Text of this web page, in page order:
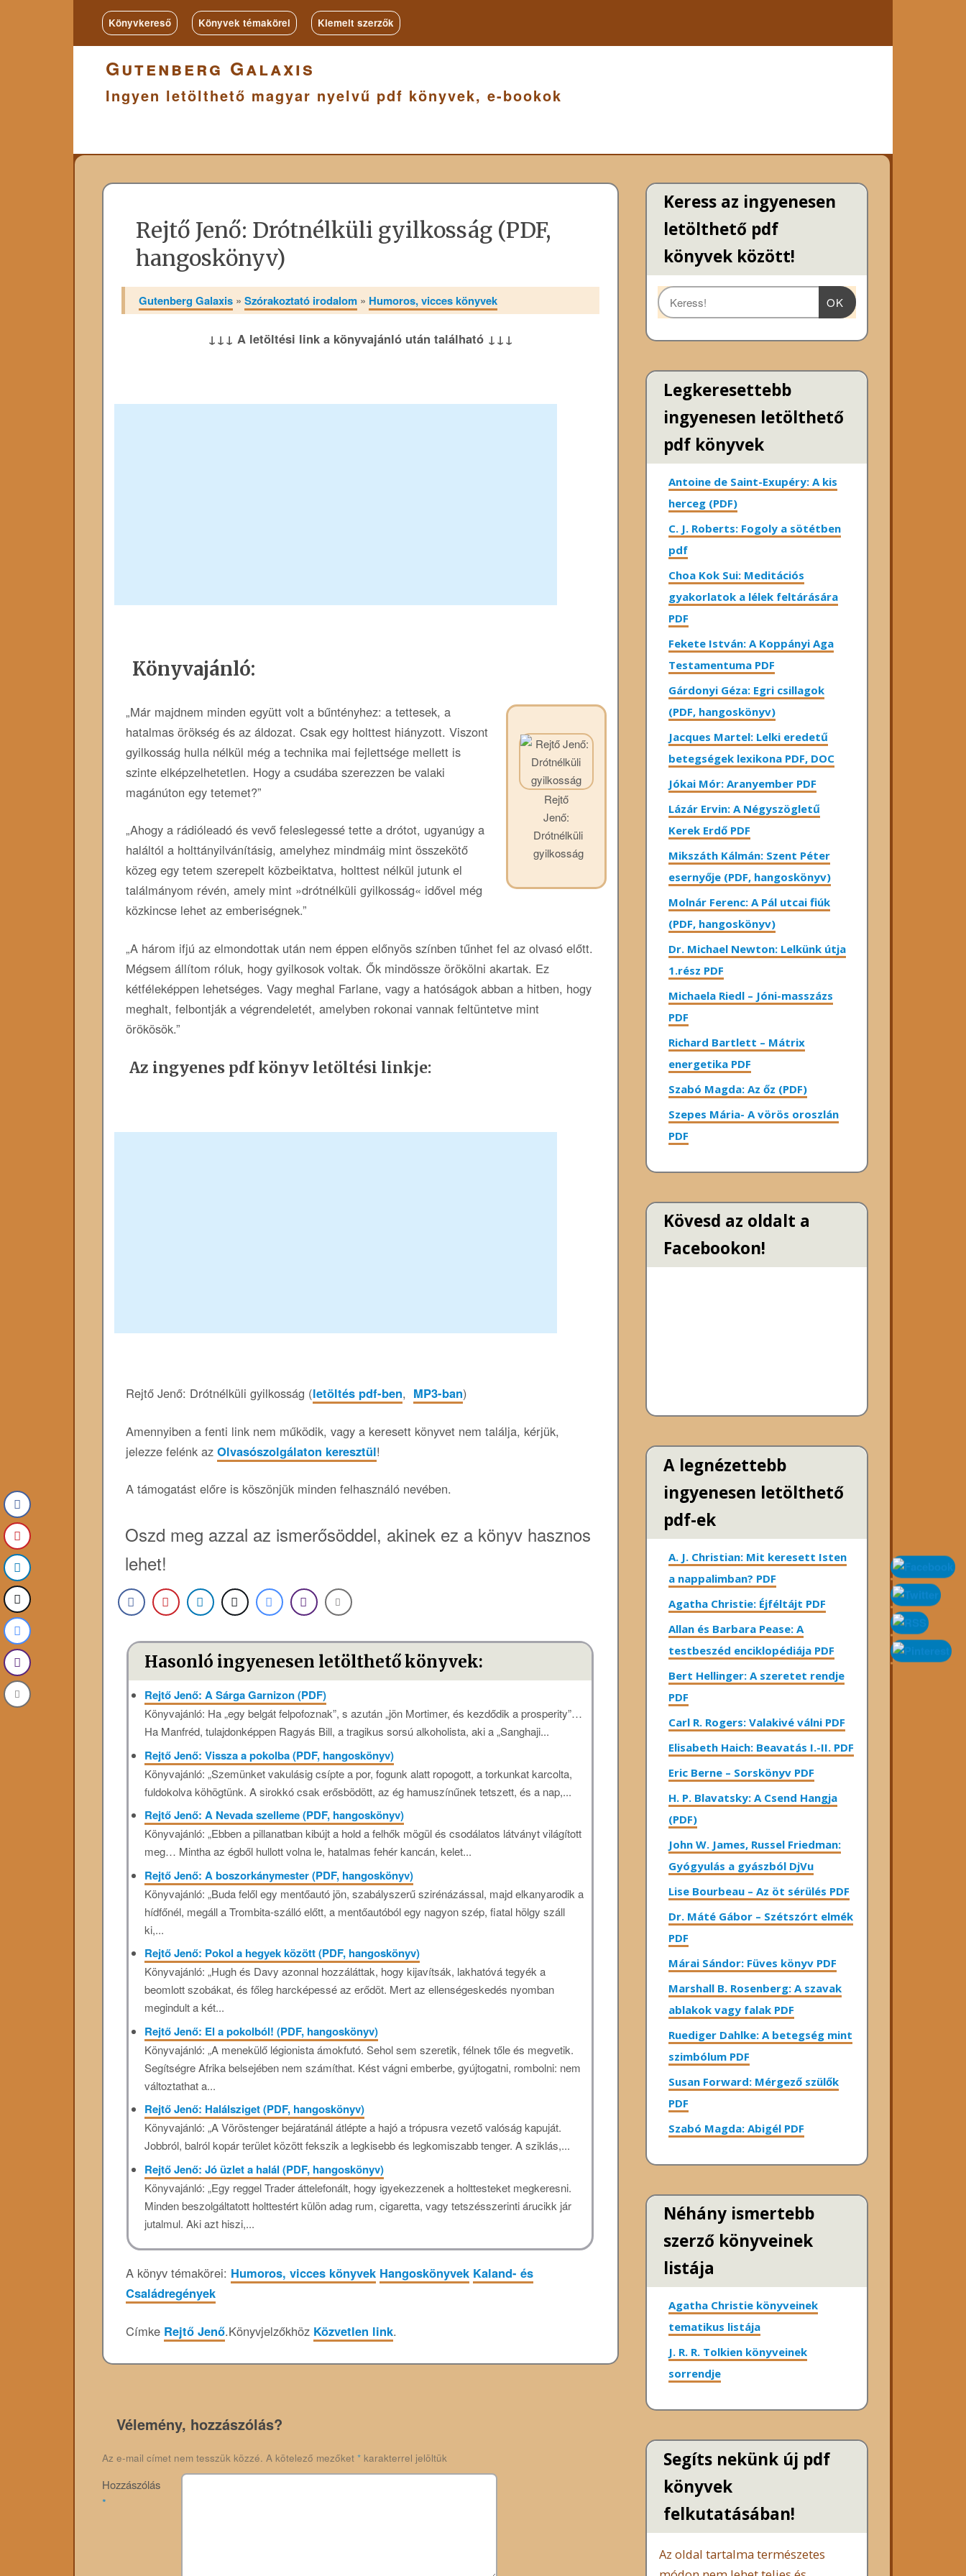
Könyvkereső Könyvek témakörei Kiemelt szerzők
Gutenberg Galaxis
Ingyen letölthető magyar nyelvű pdf könyvek, e-bookok
Rejtő Jenő: Drótnélküli gyilkosság (PDF,
hangoskönyv)
Gutenberg Galaxis »Szórakoztató irodalom » Humoros, vicces könyvek
↓↓↓ A letöltési link a könyvajánló után található ↓↓↓
Könyvajánló:
Rejtő
Jenő:
Drótnélküli
gyilkosság
„Már majdnem minden együtt volt a bűntényhez: a tettesek, a
hatalmas örökség és az áldozat. Csak egy holttest hiányzott. Viszont
gyilkosság hulla nélkül még a technika mai fejlettsége mellett is
szinte elképzelhetetlen. Hogy a csudába szerezzen be valaki
magánúton egy tetemet?”
„Ahogy a rádióleadó és vevő feleslegessé tette a drótot, ugyanúgy a
haláltól a holttányilvánításig, amelyhez mindmáig mint összekötő
közeg egy tetem szerepelt közbeiktatva, holttest nélkül jutunk el
találmányom révén, amely mint »drótnélküli gyilkosság« idővel még
közkincse lehet az emberiségnek.”
„A három ifjú az elmondottak után nem éppen előnyös színben tűnhet fel az olvasó előtt.
Mégsem állítom róluk, hogy gyilkosok voltak. Ők mindössze örökölni akartak. Ez
kétféleképpen lehetséges. Vagy meghal Farlane, vagy a hatóságok abban a hitben, hogy
meghalt, felbontják a végrendeletét, amelyben rokonai vannak feltüntetve mint
örökösök.”
Az ingyenes pdf könyv letöltési linkje:
Rejtő Jenő: Drótnélküli gyilkosság (letöltés pdf-ben, MP3-ban)
Amennyiben a fenti link nem működik, vagy a keresett könyvet nem találja, kérjük,
jelezze felénk az Olvasószolgálaton keresztül!
A támogatást előre is köszönjük minden felhasználó nevében.
Oszd meg azzal az ismerősöddel, akinek ez a könyv hasznos
lehet!
Hasonló ingyenesen letölthető könyvek:
Rejtő Jenő: A Sárga Garnizon (PDF)
Könyvajánló: Ha „egy belgát felpofoznak”, s azután „jön Mortimer, és kezdődik a prosperity”…
Ha Manfréd, tulajdonképpen Ragyás Bill, a tragikus sorsú alkoholista, aki a „Sanghaji...
Rejtő Jenő: Vissza a pokolba (PDF, hangoskönyv)
Könyvajánló: „Szemünket vakulásig csípte a por, fogunk alatt ropogott, a torkunkat karcolta,
fuldokolva köhögtünk. A sirokkó csak erősbödött, az ég hamuszínűnek tetszett, és a nap,...
Rejtő Jenő: A Nevada szelleme (PDF, hangoskönyv)
Könyvajánló: „Ebben a pillanatban kibújt a hold a felhők mögül és csodálatos látványt világított
meg… Mintha az égből hullott volna le, hatalmas fehér kancán, kelet...
Rejtő Jenő: A boszorkánymester (PDF, hangoskönyv)
Könyvajánló: „Buda felől egy mentőautó jön, szabályszerű szirénázással, majd elkanyarodik a
hídfőnél, megáll a Trombita-szálló előtt, a mentőautóból egy nagyon szép, fiatal hölgy száll
ki,...
Rejtő Jenő: Pokol a hegyek között (PDF, hangoskönyv)
Könyvajánló: „Hugh és Davy azonnal hozzáláttak, hogy kijavítsák, lakhatóvá tegyék a
beomlott szobákat, és főleg harcképessé az erődöt. Mert az ellenségeskedés nyomban
megindult a két...
Rejtő Jenő: El a pokolból! (PDF, hangoskönyv)
Könyvajánló: „A menekülő légionista ámokfutó. Sehol sem szeretik, félnek tőle és megvetik.
Segítségre Afrika belsejében nem számíthat. Kést vágni emberbe, gyújtogatni, rombolni: nem
változtathat a...
Rejtő Jenő: Halálsziget (PDF, hangoskönyv)
Könyvajánló: „A Vöröstenger bejáratánál átlépte a hajó a trópusra vezető valóság kapuját.
Jobbról, balról kopár terület között fekszik a legkisebb és legkomiszabb tenger. A sziklás,...
Rejtő Jenő: Jó üzlet a halál (PDF, hangoskönyv)
Könyvajánló: „Egy reggel Trader áttelefonált, hogy igyekezzenek a holttesteket megkeresni.
Minden beszolgáltatott holttestért külön adag rum, cigaretta, vagy tetszésszerinti árucikk jár
jutalmul. Aki azt hiszi,...
A könyv témakörei: Humoros, vicces könyvek Hangoskönyvek Kaland- és
Családregények
Címke Rejtő Jenő.Könyvjelzőkhöz Közvetlen link.
Vélemény, hozzászólás?
Az e-mail címet nem tesszük közzé. A kötelező mezőket *karakterrel jelöltük
Hozzászólás
*
Keress az ingyenesen
letölthető pdf
könyvek között!
OK
Legkeresettebb
ingyenesen letölthető
pdf könyvek
Antoine de Saint-Exupéry: A kis
herceg (PDF)
C. J. Roberts: Fogoly a sötétben
pdf
Choa Kok Sui: Meditációs
gyakorlatok a lélek feltárására
PDF
Fekete István: A Koppányi Aga
Testamentuma PDF
Gárdonyi Géza: Egri csillagok
(PDF, hangoskönyv)
Jacques Martel: Lelki eredetű
betegségek lexikona PDF, DOC
Jókai Mór: Aranyember PDF
Lázár Ervin: A Négyszögletű
Kerek Erdő PDF
Mikszáth Kálmán: Szent Péter
esernyője (PDF, hangoskönyv)
Molnár Ferenc: A Pál utcai fiúk
(PDF, hangoskönyv)
Dr. Michael Newton: Lelkünk útja
1.rész PDF
Michaela Riedl – Jóni-masszázs
PDF
Richard Bartlett – Mátrix
energetika PDF
Szabó Magda: Az őz (PDF)
Szepes Mária- A vörös oroszlán
PDF
Kövesd az oldalt a
Facebookon!
A legnézettebb
ingyenesen letölthető
pdf-ek
A. J. Christian: Mit keresett Isten
a nappalimban? PDF
Agatha Christie: Éjféltájt PDF
Allan és Barbara Pease: A
testbeszéd enciklopédiája PDF
Bert Hellinger: A ​szeretet rendje
PDF
Carl R. Rogers: Valakivé válni PDF
Elisabeth Haich: Beavatás I.-II. PDF
Eric Berne – Sorskönyv PDF
H. P. Blavatsky: A Csend Hangja
(PDF)
John W. James, Russel Friedman:
Gyógyulás a gyászból DjVu
Lise Bourbeau – Az öt sérülés PDF
Dr. Máté Gábor – Szétszórt elmék
PDF
Márai Sándor: Füves könyv PDF
Marshall B. Rosenberg: A szavak
ablakok vagy falak PDF
Ruediger Dahlke: A betegség mint
szimbólum PDF
Susan Forward: Mérgező szülők
PDF
Szabó Magda: Abigél PDF
Néhány ismertebb
szerző könyveinek
listája
Agatha Christie könyveinek
tematikus listája
J. R. R. Tolkien könyveinek
sorrendje
Segíts nekünk új pdf
könyvek
felkutatásában!
Az oldal tartalma természetes